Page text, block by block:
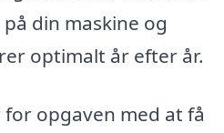
din maskine og
optimalt år efter år.
opgaven med at få